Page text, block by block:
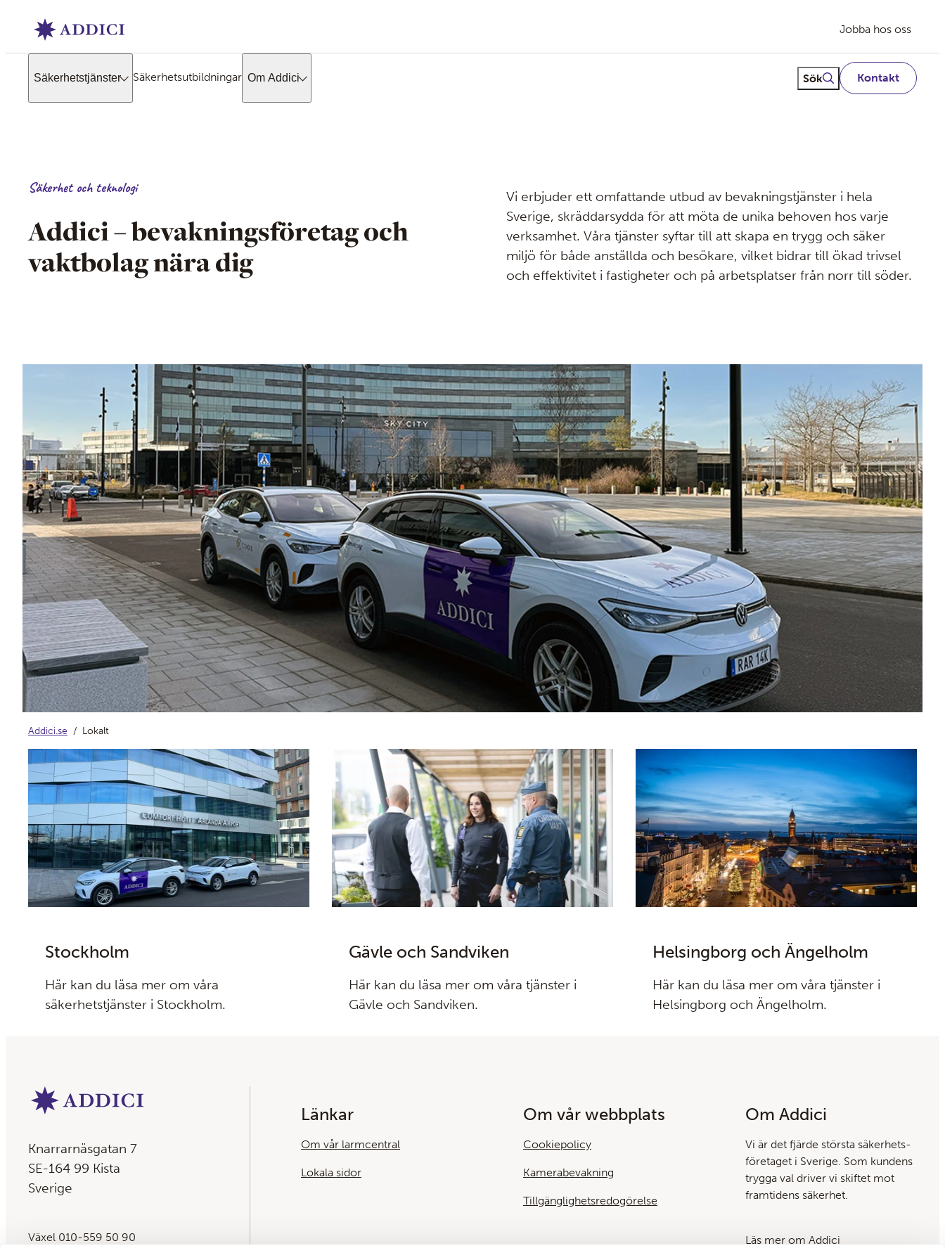
Jobba hos oss
Säkerhetstjänster Säkerhetsutbildningar Om Addici Sök
Fritextsök Kontakt
Säkerhet och teknologi
Addici – bevakningsföretag och
vaktbolag nära dig
Vi erbjuder ett omfattande utbud av bevakningstjänster i hela
Sverige, skräddarsydda för att möta de unika behoven hos varje
verksamhet. Våra tjänster syftar till att skapa en trygg och säker
miljö för både anställda och besökare, vilket bidrar till ökad trivsel
och effektivitet i fastigheter och på arbetsplatser från norr till söder.
Addici.se Lokalt
Stockholm
Här kan du läsa mer om våra
säkerhetstjänster i Stockholm.
Gävle och Sandviken
Här kan du läsa mer om våra tjänster i
Gävle och Sandviken.
Helsingborg och Ängelholm
Här kan du läsa mer om våra tjänster i
Helsingborg och Ängelholm.
Knarrarnäsgatan 7
SE-164 99 Kista
Sverige
Växel 010-559 50 90
Länkar
Om vår larmcentral
Lokala sidor
Om vår webbplats
Cookiepolicy
Kamerabevakning
Tillgänglighetsredogörelse
Om Addici
Vi är det fjärde största säkerhets­
företaget i Sverige. Som kundens
trygga val driver vi skiftet mot
framtidens säkerhet.
Läs mer om Addici